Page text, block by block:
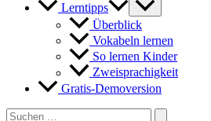
Lerntipps
Überblick
Vokabeln lernen
So lernen Kinder
Zweisprachigkeit
Gratis-Demoversion
Search